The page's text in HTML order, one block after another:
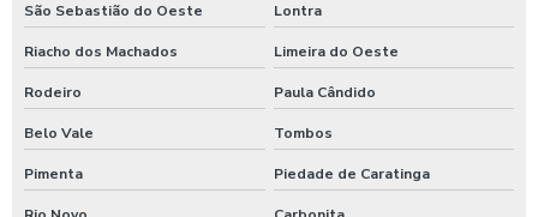
São Sebastião do Oeste Lontra
Riacho dos Machados Limeira do Oeste
Rodeiro Paula Cândido
Belo Vale Tombos
Pimenta Piedade de Caratinga